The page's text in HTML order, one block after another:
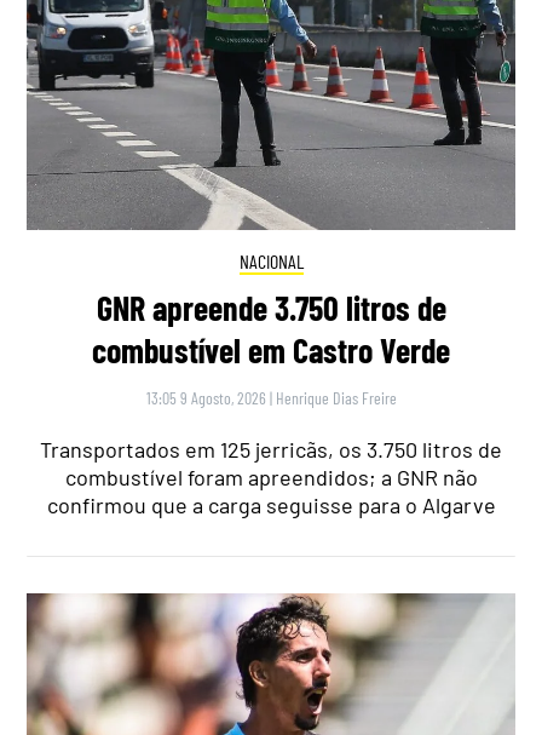
NACIONAL
GNR apreende 3.750 litros de
combustível em Castro Verde
13:05 9 Agosto, 2026 | Henrique Dias Freire
Transportados em 125 jerricãs, os 3.750 litros de
combustível foram apreendidos; a GNR não
confirmou que a carga seguisse para o Algarve